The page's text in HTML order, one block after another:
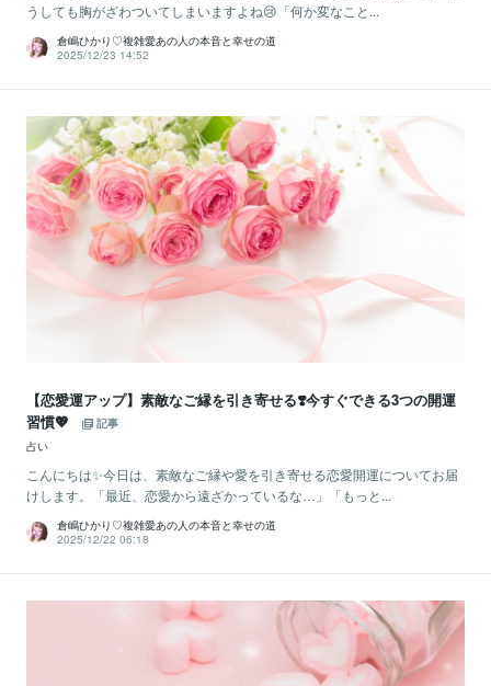
うしても胸がざわついてしまいますよね😢「何か変なこと...
倉嶋ひかり♡複雑愛あの人の本音と幸せの道
2025/12/23 14:52
【恋愛運アップ】素敵なご縁を引き寄せる❣️今すぐできる3つの開運
習慣💖
記事
占い
こんにちは✨今日は、素敵なご縁や愛を引き寄せる恋愛開運についてお届
けします。「最近、恋愛から遠ざかっているな…」「もっと...
倉嶋ひかり♡複雑愛あの人の本音と幸せの道
2025/12/22 06:18